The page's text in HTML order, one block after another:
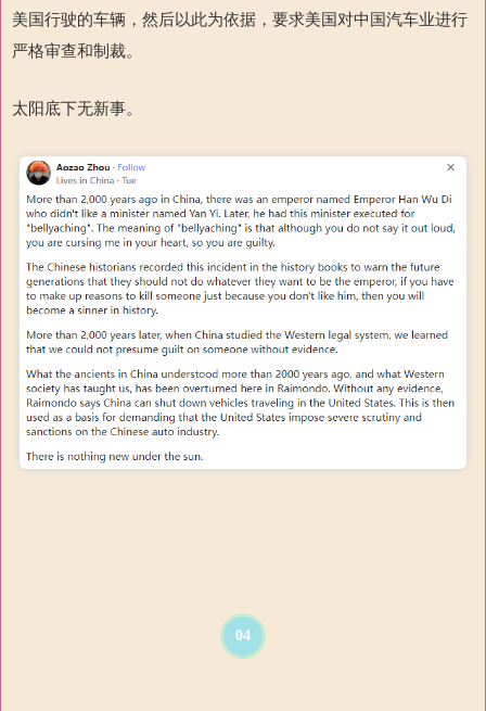
美国行驶的车辆，然后以此为依据，要求美国对中国汽车业进行
严格审查和制裁。
太阳底下无新事。
04